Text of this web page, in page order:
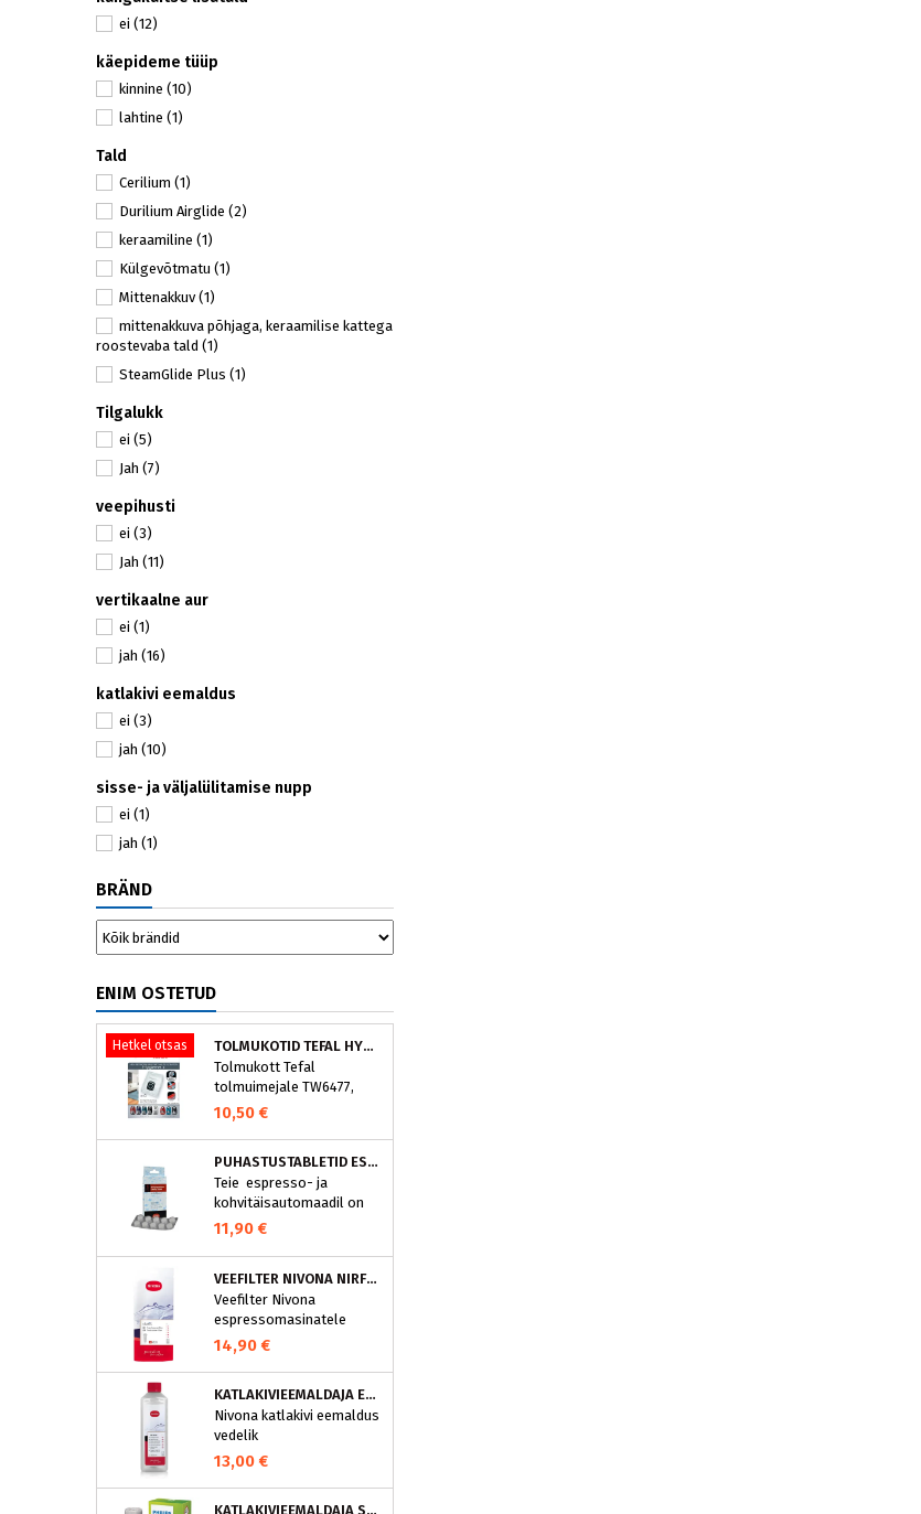
ei (12)
käepideme tüüp
kinnine (10)
lahtine (1)
Tald
Cerilium (1)
Durilium Airglide (2)
keraamiline (1)
Külgevõtmatu (1)
Mittenakkuv(1)
mittenakkuva põhjaga, keraamilise kattega
roostevaba tald (1)
SteamGlide Plus (1)
Tilgalukk
ei (5)
Jah (7)
veepihusti
ei (3)
Jah (11)
vertikaalne aur
ei (1)
jah (16)
katlakivi eemaldus
ei (3)
jah (10)
sisse- ja väljalülitamise nupp
ei (1)
jah (1)
BRÄND
ENIM OSTETUD
Hetkel otsas
TOLMUKOTID TEFAL HYGIENE+ ZR200540 (4 TK)
Tolmukott Tefal
tolmuimejale TW6477,
TW6886..
10,50 €
PUHASTUSTABLETID ESPRESSOMASINALE, NIVONA 390701200
Teie espresso- ja
kohvitäisautomaadil on
integreeritud
puhastusprogramm.
NIVONA puhastustabletid
on loodud spetsiaalselt
selle programmi jaoks ja
eraldavad mustuse nagu
nt kohvirasva
aparaati ja tagab täiusliku
aroomi.
11,90 €
VEEFILTER NIVONA NIRF701
Veefilter Nivona
espressomasinatele
14,90 €
KATLAKIVIEEMALDAJA ESPRESSOMASINATELE, NIVONA (500 ML)
Nivona katlakivi eemaldus
vedelik
espressomasinatele
13,00 €
KATLAKIVIEEMALDAJA SAECO ESPRESSOMASINATELE, PHILIPS CA6700/10